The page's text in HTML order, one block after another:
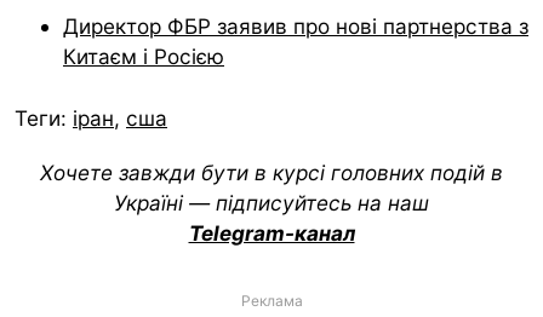
Директор ФБР заявив про нові партнерства з
Китаєм і Росією
Теги: іран, сша
Хочете завжди бути в курсі головних подій в
Україні — підписуйтесь на наш
Telegram-канал
Реклама